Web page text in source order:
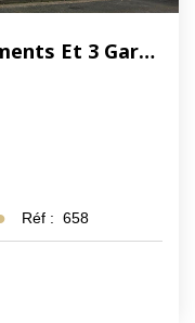
Immeuble Avec 2 Appartements Et 3 Garages
Réf : 658